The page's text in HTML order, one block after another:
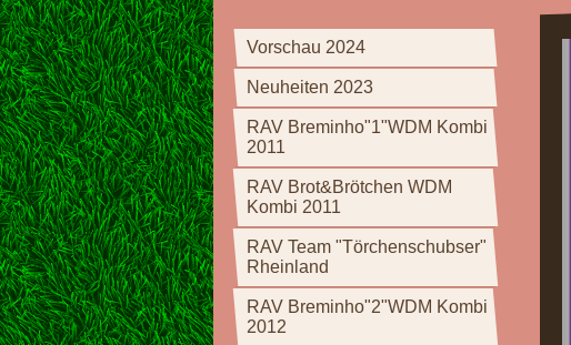
Vorschau 2024
Neuheiten 2023
RAV Breminho"1"WDM Kombi
2011
RAV Brot&Brötchen WDM
Kombi 2011
RAV Team "Törchenschubser"
Rheinland
RAV Breminho"2"WDM Kombi
2012